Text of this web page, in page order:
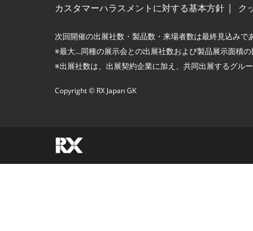
カスタマーハラスメントに対する基本方針
ク
次回開催の出展社数・製品数・来場者数は最終見込みで
※最大…同種の展示会との出展社数および製品展示面積の
※出展社数は、出展契約企業に加え、共同出展するグル
Copyright © RX Japan GK